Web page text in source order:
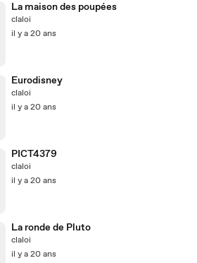
La maison des poupées
claloi
il y a 20 ans
Eurodisney
claloi
il y a 20 ans
PICT4379
claloi
il y a 20 ans
La ronde de Pluto
claloi
il y a 20 ans